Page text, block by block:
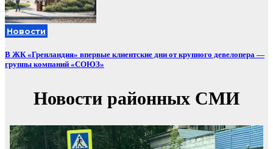
Новости
В ЖК «Гренландия» впервые клиентские дни от крупного девелопера —
группы компаний «СОЮЗ»